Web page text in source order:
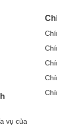
vẽ sen chuồn
kết hợp với
vụ của